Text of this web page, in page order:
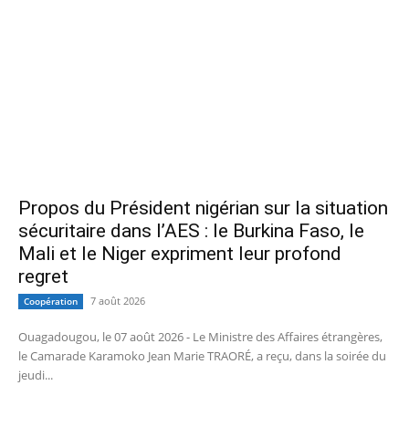
Propos du Président nigérian sur la situation
sécuritaire dans l’AES : le Burkina Faso, le
Mali et le Niger expriment leur profond
regret
Coopération 7 août 2026
Ouagadougou, le 07 août 2026 - Le Ministre des Affaires étrangères,
le Camarade Karamoko Jean Marie TRAORÉ, a reçu, dans la soirée du
jeudi...